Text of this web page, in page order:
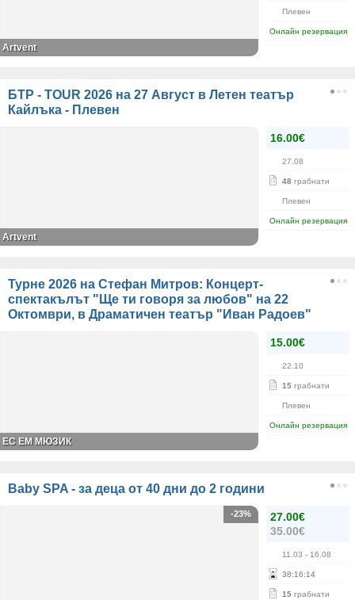
Плевен
Онлайн резервация
Artvent
БТР - TOUR 2026 на 27 Август в Летен театър
Кайлъка - Плевен
16.00€
27.08
48 грабнати
Плевен
Онлайн резервация
Artvent
Турне 2026 на Стефан Митров: Концерт-
спектакълът "Ще ти говоря за любов" на 22
Октомври, в Драматичен театър "Иван Радоев"
15.00€
22.10
15 грабнати
Плевен
Онлайн резервация
ЕС ЕМ МЮЗИК
Baby SPA - за деца от 40 дни до 2 години
27.00€
35.00€
11.03 - 16.08
38:16:14
15 грабнати
-23%